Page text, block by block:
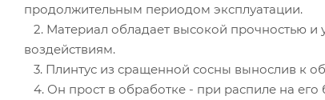
продолжительным периодом эксплуатации.
2. Материал обладает высокой прочностью и
воздействиям.
3. Плинтус из сращенной сосны вынослив к
4. Он прост в обработке - при распиле на